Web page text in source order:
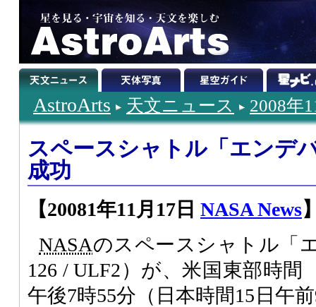
AstroArts 天文ニュース 2008年
スペースシャトル「エンデ
成功
【20081年11月17日 NASA News
NASAのスペースシャトル「
126 / ULF2）が、米国東部時間
午後7時55分（日本時間15日午